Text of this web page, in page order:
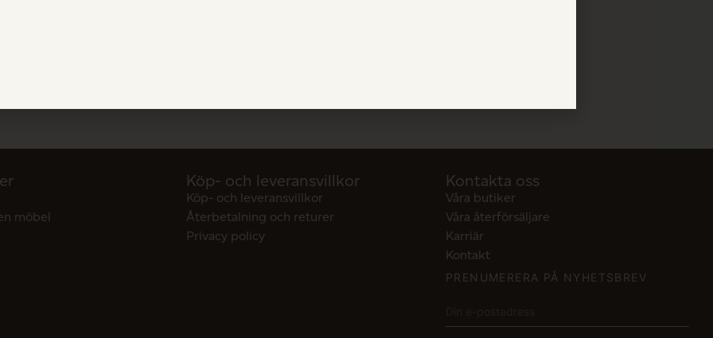
möbel
Köp- och leveransvillkor
Köp- och leveransvillkor
Återbetalning och returer
Privacy policy
Kontakta oss
Våra butiker
Våra återförsäljare
Karriär
Kontakt
PRENUMERERA PÅ NYHETSBREV